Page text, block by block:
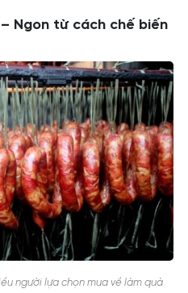
Ngon từ cách chế biến
người lựa chọn mua về làm quà